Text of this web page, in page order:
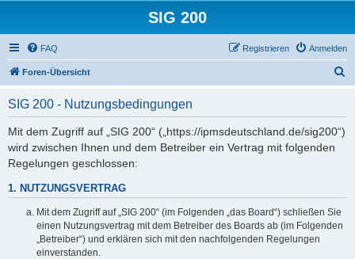
SIG 200
FAQ Anmelden
Registrieren
Foren-Übersicht
SIG 200 - Nutzungsbedingungen
Mit dem Zugriff auf „SIG 200“ („https://ipmsdeutschland.de/sig200“)
wird zwischen Ihnen und dem Betreiber ein Vertrag mit folgenden
Regelungen geschlossen:
1. NUTZUNGSVERTRAG
Mit dem Zugriff auf „SIG 200“ (im Folgenden „das Board“) schließen Sie
einen Nutzungsvertrag mit dem Betreiber des Boards ab (im Folgenden
„Betreiber“) und erklären sich mit den nachfolgenden Regelungen
einverstanden.